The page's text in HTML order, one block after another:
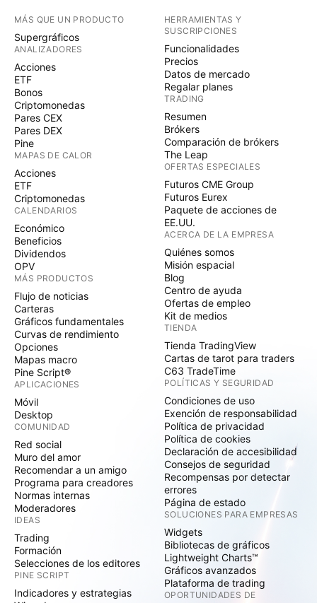
MÁS QUE UN PRODUCTO
Supergráficos
ANALIZADORES
Acciones
ETF
Bonos
Criptomonedas
Pares CEX
Pares DEX
Pine
MAPAS DE CALOR
Acciones
ETF
Criptomonedas
CALENDARIOS
Económico
Beneficios
Dividendos
OPV
MÁS PRODUCTOS
Flujo de noticias
Carteras
Gráficos fundamentales
Curvas de rendimiento
Opciones
Mapas macro
Pine Script®
APLICACIONES
Móvil
Desktop
COMUNIDAD
Red social
Muro del amor
Recomendar a un amigo
Programa para creadores
Normas internas
Moderadores
IDEAS
Trading
Formación
Selecciones de los editores
PINE SCRIPT
Indicadores y estrategias
HERRAMIENTAS Y
SUSCRIPCIONES
Funcionalidades
Precios
Datos de mercado
Regalar planes
TRADING
Resumen
Brókers
Comparación de brókers
The Leap
OFERTAS ESPECIALES
Futuros CME Group
Futuros Eurex
Paquete de acciones de
EE.UU.
ACERCA DE LA EMPRESA
Quiénes somos
Misión espacial
Blog
Centro de ayuda
Ofertas de empleo
Kit de medios
TIENDA
Tienda TradingView
Cartas de tarot para traders
C63 TradeTime
POLÍTICAS Y SEGURIDAD
Condiciones de uso
Exención de responsabilidad
Política de privacidad
Política de cookies
Declaración de accesibilidad
Consejos de seguridad
Recompensas por detectar
errores
Página de estado
SOLUCIONES PARA EMPRESAS
Widgets
Bibliotecas de gráficos
Lightweight Charts™
Gráficos avanzados
Plataforma de trading
OPORTUNIDADES DE